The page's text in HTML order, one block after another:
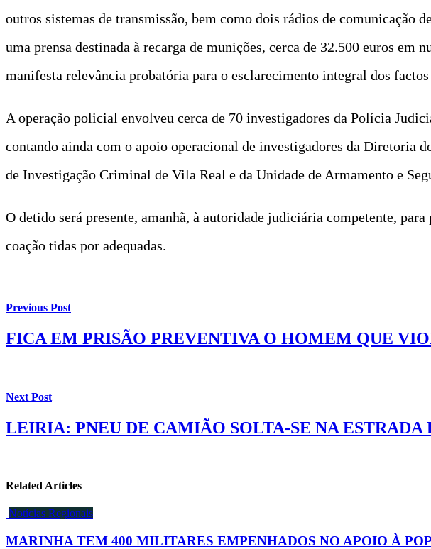
outros sistemas de transmissão, bem como dois rádios de
uma prensa destinada à recarga de munições, cerca de 32.500 euros em
manifesta relevância probatória para o esclarecimento integral dos
A operação policial envolveu cerca de 70 investigadores da Polícia
contando ainda com o apoio operacional de investigadores da Diretoria
de Investigação Criminal de Vila Real e da Unidade de Armamento e
O detido será presente, amanhã, à autoridade judiciária competente,
coação tidas por adequadas.
Previous Post
FICA EM PRISÃO PREVENTIVA O HOMEM QUE
Next Post
LEIRIA: PNEU DE CAMIÃO SOLTA-SE NA ESTRADA
Related Articles
Notícias Regionais
MARINHA TEM 400 MILITARES EMPENHADOS NO APOIO À